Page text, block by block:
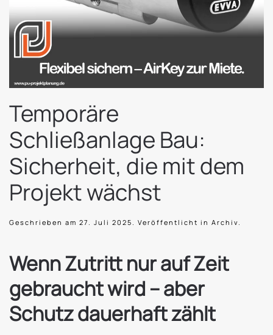
Temporäre
Schließanlage Bau:
Sicherheit, die mit dem
Projekt wächst
Geschrieben am 27. Juli 2025 . Veröffentlicht in Archiv
Wenn Zutritt nur auf Zeit
gebraucht wird – aber
Schutz dauerhaft zählt